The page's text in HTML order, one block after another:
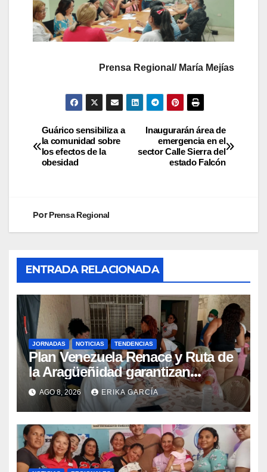
Prensa Regional/ María Mejías
Inaugurarán área de
emergencia en el
sector Calle Sierra del
estado Falcón
Guárico sensibiliza a
la comunidad sobre
los efectos de la
obesidad
PorPrensa Regional
ENTRADA RELACIONADA
JORNADAS NOTICIAS TENDENCIAS
Plan Venezuela Renace y Ruta de
la Aragüeñidad garantizan
atención médica integral en
Aragua
AGO 8, 2026 ERIKA GARCÍA